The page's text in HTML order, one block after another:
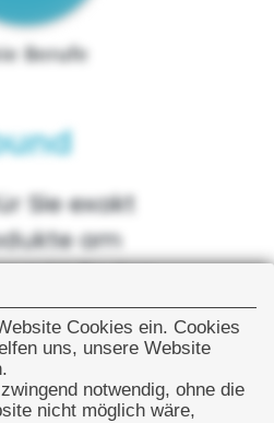
Cookies ein. Cookies
uns, unsere Website
notwendig, ohne die
nicht möglich wäre,
Sie exakt
am
finden
Mitglied beim